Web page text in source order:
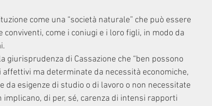
come una “società naturale” che può essere
come i coniugi e i loro figli, in modo da
di Cassazione che “ben possono
ma determinate da necessità economiche,
da esigenze di studio o di lavoro o non necessitate
di per, sé, carenza di intensi rapporti